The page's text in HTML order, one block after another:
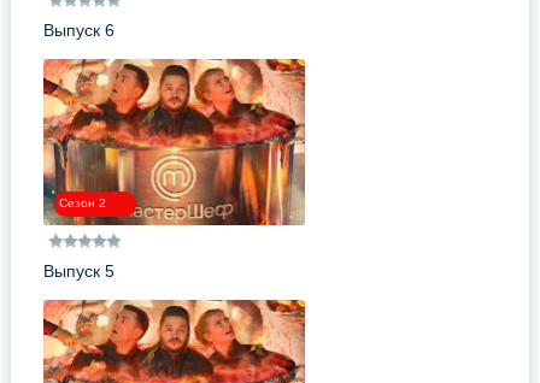
Выпуск 6
Сезон 2
Выпуск 5